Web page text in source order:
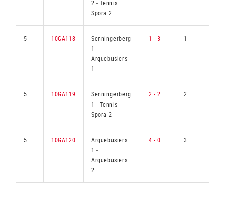
2-Tennis
Spora 2
5 10GA118
Senningerberg
1-
Arquebusiers
1
1 - 3 1
5 10GA119
Senningerberg
1-Tennis
Spora 2
2 - 2 2
5 10GA120
Arquebusiers
1-
Arquebusiers
2
4 - 0 3